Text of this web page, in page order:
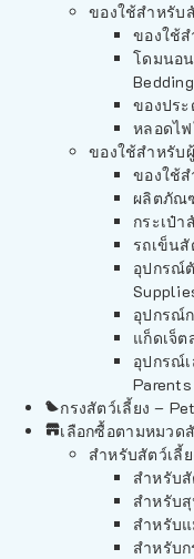
ของใช้สำหรับ
ของใช้ส
โดมนอ
Bedding
ของปร
หลอดไ
ของใช้สำหรับ
ของใช้ส
ผลิตภัณ
กระเป๋า
รถเข็นสั
อุปกรณ์
อุปกรณ์
แก็ดเจ็
อุปกรณ์
Parents
กรงสัตว์เลี้ยง –
เลือกซื้อตามหมวด
สำหรับสัตว์เลี้
สำหรับ
สำหรับ
สำหรับ
สำหรับ